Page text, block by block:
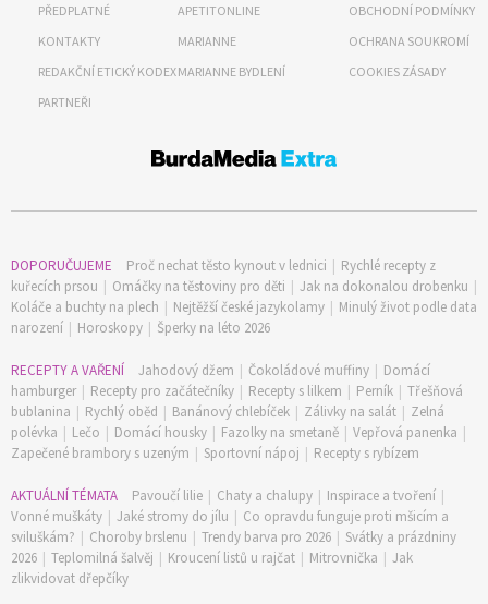
PŘEDPLATNÉ
KONTAKTY
REDAKČNÍ ETICKÝ KODEX
PARTNEŘI
APETITONLINE
MARIANNE
MARIANNE BYDLENÍ
OBCHODNÍ PODMÍNKY
OCHRANA SOUKROMÍ
COOKIES ZÁSADY
DOPORUČUJEME Proč nechat těsto kynout v lednici | Rychlé recepty z
kuřecích prsou | Omáčky na těstoviny pro děti | Jak na dokonalou drobenku |
Koláče a buchty na plech | Nejtěžší české jazykolamy | Minulý život podle data
narození | Horoskopy | Šperky na léto 2026
RECEPTY A VAŘENÍ Jahodový džem | Čokoládové muffiny | Domácí
hamburger | Recepty pro začátečníky | Recepty s lilkem | Perník | Třešňová
bublanina | Rychlý oběd | Banánový chlebíček | Zálivky na salát | Zelná
polévka | Lečo | Domácí housky | Fazolky na smetaně | Vepřová panenka |
Zapečené brambory s uzeným | Sportovní nápoj | Recepty s rybízem
AKTUÁLNÍ TÉMATA Pavoučí lilie | Chaty a chalupy | Inspirace a tvoření |
Vonné muškáty | Jaké stromy do jílu | Co opravdu funguje proti mšicím a
sviluškám? | Choroby brslenu | Trendy barva pro 2026 | Svátky a prázdniny
2026 | Teplomilná šalvěj | Kroucení listů u rajčat | Mitrovnička | Jak
zlikvidovat dřepčíky